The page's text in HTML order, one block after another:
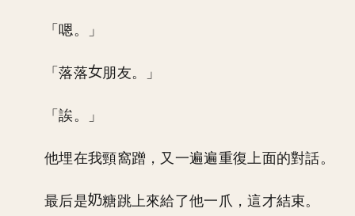
「嗯。」
「落落 朋友。」
「誒。」
他埋在我頸窩蹭，又一遍遍重復上面的對話。
最后是 糖跳上來給了他一爪，這才結束。